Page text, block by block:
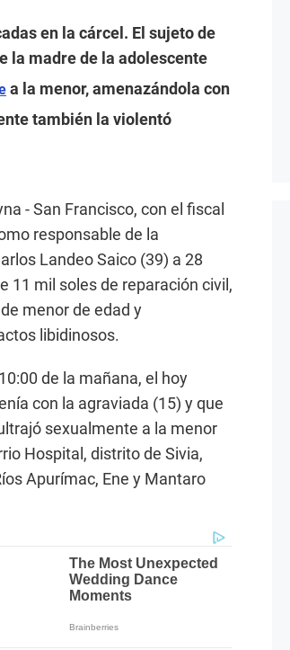
en la cárcel. El sujeto de
la madre de la adolescente
a la menor, amenazándola con
también la violentó
- San Francisco, con el fiscal
responsable de la
Landeo Saico (39) a 28
11 mil soles de reparación civil,
menor de edad y
libidinosos.
de la mañana, el hoy
con la agraviada (15) y que
sexualmente a la menor
Hospital, distrito de Sivia,
Apurímac, Ene y Mantaro